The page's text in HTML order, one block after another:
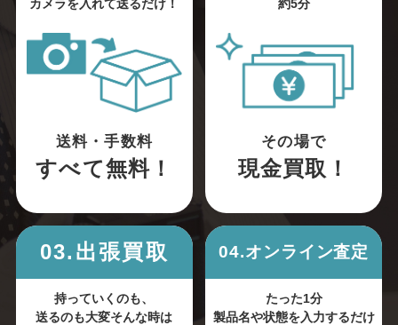
カメラを入れて送るだけ！
送料・手数料
すべて無料！
約5分
その場で
現金買取！
03.出張買取
持っていくのも、
送るのも大変そんな時は
04.オンライン査定
たった1分
製品名や状態を入力するだけ